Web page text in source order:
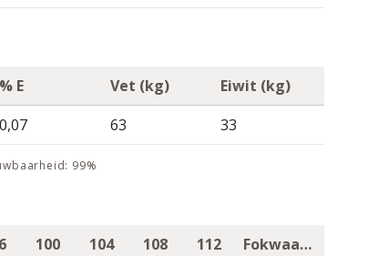
% E
0,07
Vet (kg)
63
Eiwit (kg)
33
99%
100 104 108 112
Fokwaarde